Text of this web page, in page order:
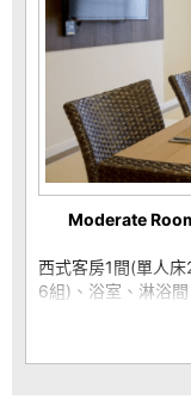
Moderate
西式客房1間(單人
6組)、浴室、淋浴